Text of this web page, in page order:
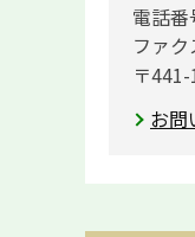
電話
ファ
〒
お問